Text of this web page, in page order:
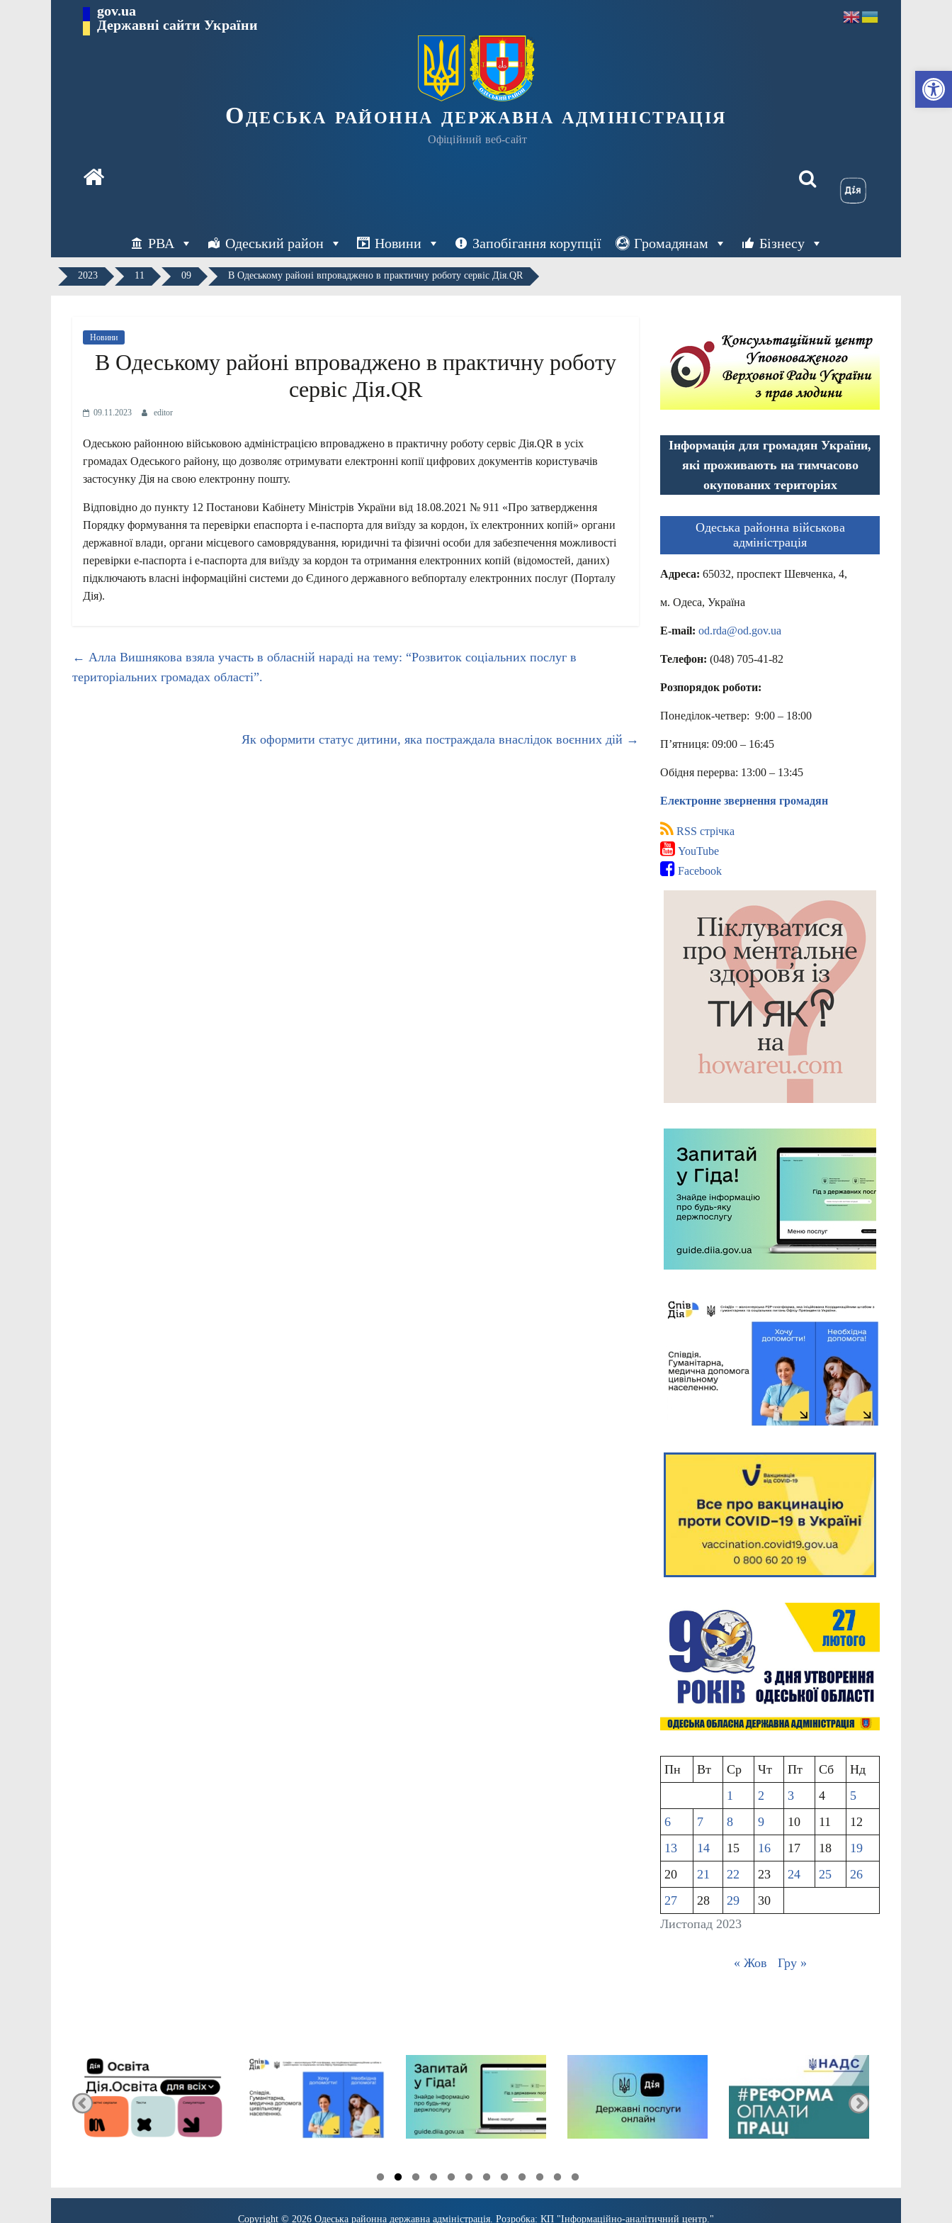
Перейти gov.ua
Державні сайти України
Одеська районна державна адміністрація
Офіційний веб-сайт
РВА Одеський район Новини Запобігання корупції Громадянам Бізнесу
2023 11 09 В Одеському районі впроваджено в практичну роботу сервіс Дія.QR
Новини
В Одеському районі впроваджено в практичну роботу
сервіс Дія.QR
09.11.2023 editor
Одеською районною військовою адміністрацією впроваджено в практичну роботу сервіс Дія.QR в усіх
громадах Одеського району, що дозволяє отримувати електронні копії цифрових документів користувачів
застосунку Дія на свою електронну пошту.
Відповідно до пункту 12 Постанови Кабінету Міністрів України від 18.08.2021 № 911 «Про затвердження
Порядку формування та перевірки епаспорта і е-паспорта для виїзду за кордон, їх електронних копій» органи
державної влади, органи місцевого самоврядування, юридичні та фізичні особи для забезпечення можливості
перевірки е-паспорта і е-паспорта для виїзду за кордон та отримання електронних копій (відомостей, даних)
підключають власні інформаційні системи до Єдиного державного вебпорталу електронних послуг (Порталу
Дія).
← Алла Вишнякова взяла участь в обласній нараді на тему: “Розвиток соціальних послуг в
територіальних громадах області”.
Як оформити статус дитини, яка постраждала внаслідок воєнних дій →
Інформація для громадян України,
які проживають на тимчасово
окупованих територіях
Одеська районна військова
адміністрація
Адреса: 65032, проспект Шевченка, 4,
м. Одеса, Україна
E-mail: od.rda@od.gov.ua
Телефон: (048) 705-41-82
Розпорядок роботи:
Понеділок-четвер: 9:00 – 18:00
П’ятниця: 09:00 – 16:45
Обідня перерва: 13:00 – 13:45
Електронне звернення громадян
RSS стрічка
YouTube
Facebook
Листопад 2023
Пн Вт Ср Чт Пт Сб
Нд
1
2 3 4
5
6
7 8 9 10 11
12
13
14 15 16 17 18
19
20
21 22 23 24 25
26
27
28 29 30
« Жов Гру »
Copyright © 2026 Одеська районна державна адміністрація . Розробка: КП "Інформаційно-аналітичний центр."